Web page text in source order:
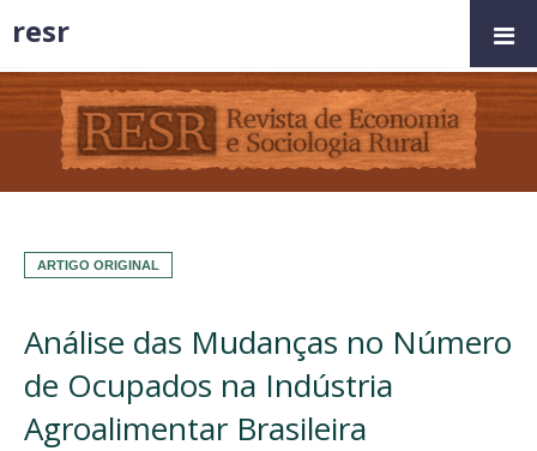
ARTIGO ORIGINAL
Análise das Mudanças no Número
de Ocupados na Indústria
Agroalimentar Brasileira
resr